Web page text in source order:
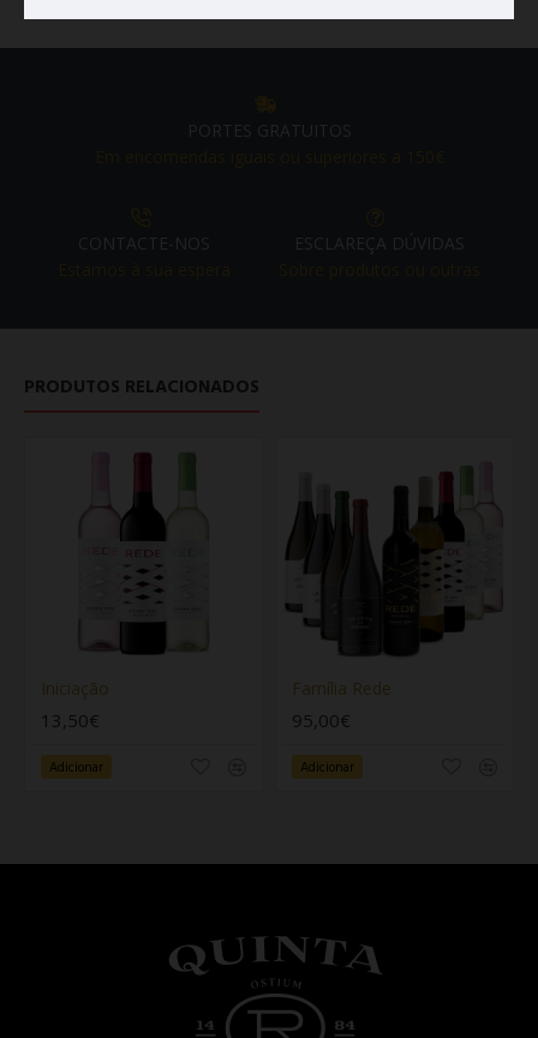
PORTES GRATUITOS
CONTACTE-NOS
ESCLAREÇA DÚVIDAS
PRODUTOS RELACIONADOS
Iniciação
13,50€
Adicionar
Família Rede
95,00€
Adicionar